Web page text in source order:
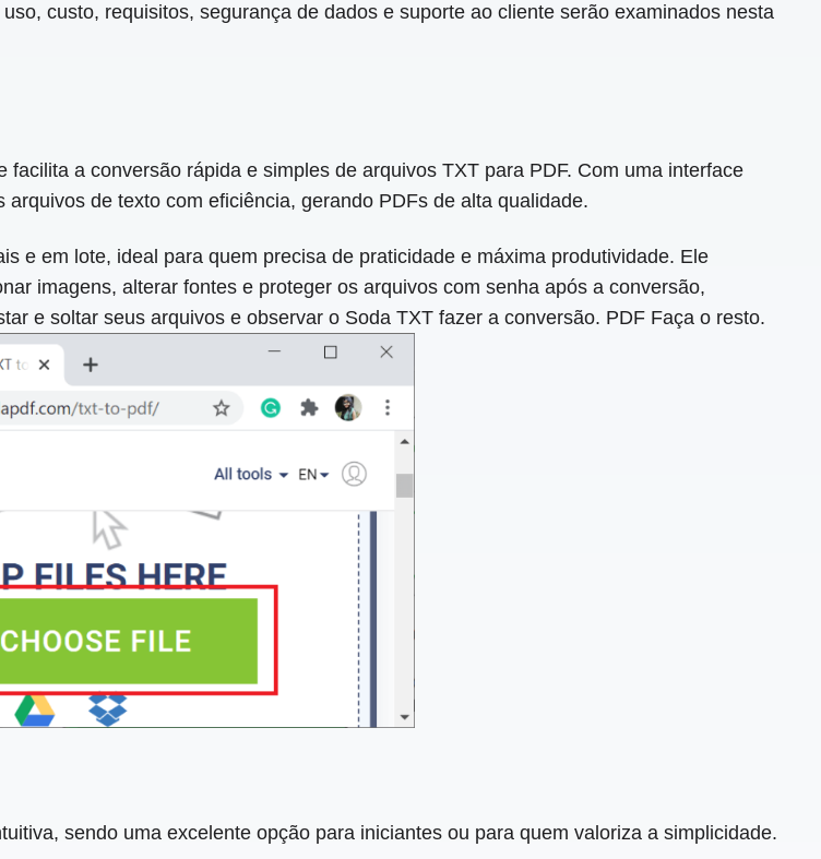
custo, requisitos, segurança de dados e suporte ao cliente serão examinados nesta
a conversão rápida e simples de arquivos TXT para PDF. Com uma interface
de texto com eficiência, gerando PDFs de alta qualidade.
e em lote, ideal para quem precisa de praticidade e máxima produtividade. Ele
imagens, alterar fontes e proteger os arquivos com senha após a conversão,
e soltar seus arquivos e observar o Soda TXT fazer a conversão. PDF Faça o resto.
sendo uma excelente opção para iniciantes ou para quem valoriza a simplicidade.